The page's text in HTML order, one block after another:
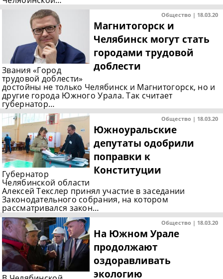
Общество | 18.03.20
Магнитогорск и
Челябинск могут стать
городами трудовой
доблести
Звания «Город
трудовой доблести»
достойны не только Челябинск и Магнитогорск, но и
другие города Южного Урала. Так считает
губернатор…
Общество | 18.03.20
Южноуральские
депутаты одобрили
поправки к
Конституции
Губернатор
Челябинской области
Алексей Текслер принял участие в заседании
Законодательного собрания, на котором
рассматривался закон…
Общество | 18.03.20
На Южном Урале
продолжают
оздоравливать
экологию